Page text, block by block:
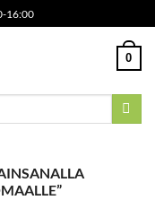
16:00
0